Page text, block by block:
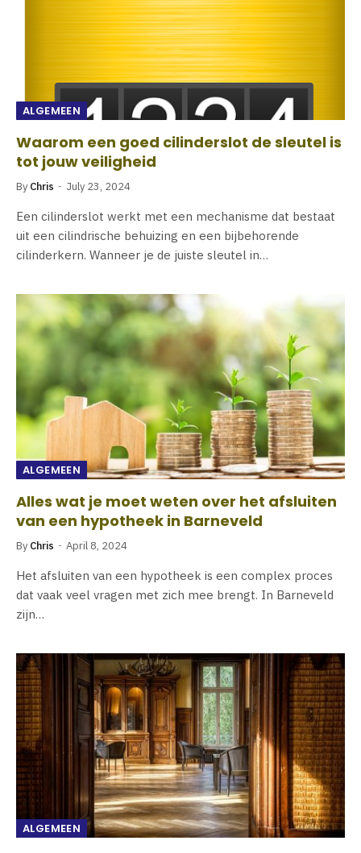
ALGEMEEN
Waarom een goed cilinderslot de sleutel is
tot jouw veiligheid
By Chris July 23, 2024
Een cilinderslot werkt met een mechanisme dat bestaat
uit een cilindrische behuizing en een bijbehorende
cilinderkern. Wanneer je de juiste sleutel in…
ALGEMEEN
Alles wat je moet weten over het afsluiten
van een hypotheek in Barneveld
By Chris April 8, 2024
Het afsluiten van een hypotheek is een complex proces
dat vaak veel vragen met zich mee brengt. In Barneveld
zijn…
ALGEMEEN